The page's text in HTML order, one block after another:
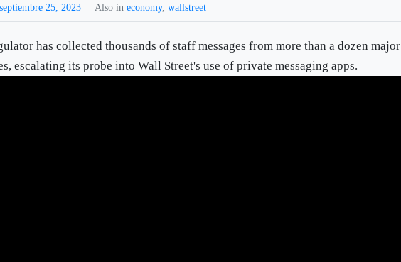
septiembre 25, 2023 Also ineconomy,wallstreet
has collected thousands of staff messages from more than a dozen major
escalating its probe into Wall Street's use of private messaging apps.